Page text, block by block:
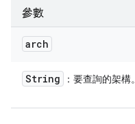
參數
arch
String ：要查詢的架構。